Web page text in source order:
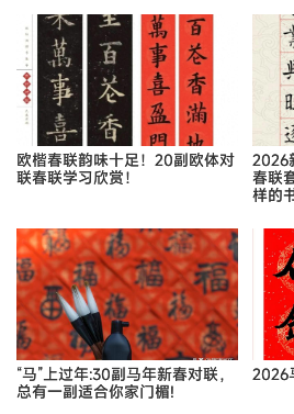
欧楷春联韵味十足！20副欧体对
联春联学习欣赏！
2026
春联
样的
“马”上过年:30副马年新春对联，
总有一副适合你家门楣!
2026